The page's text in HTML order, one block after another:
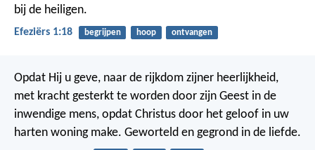
bij de heiligen.
Efeziërs 1:18 begrijpen hoop ontvangen
Opdat Hij u geve, naar de rijkdom zijner heerlijkheid,
met kracht gesterkt te worden door zijn Geest in de
inwendige mens, opdat Christus door het geloof in uw
harten woning make. Geworteld en gegrond in de liefde.